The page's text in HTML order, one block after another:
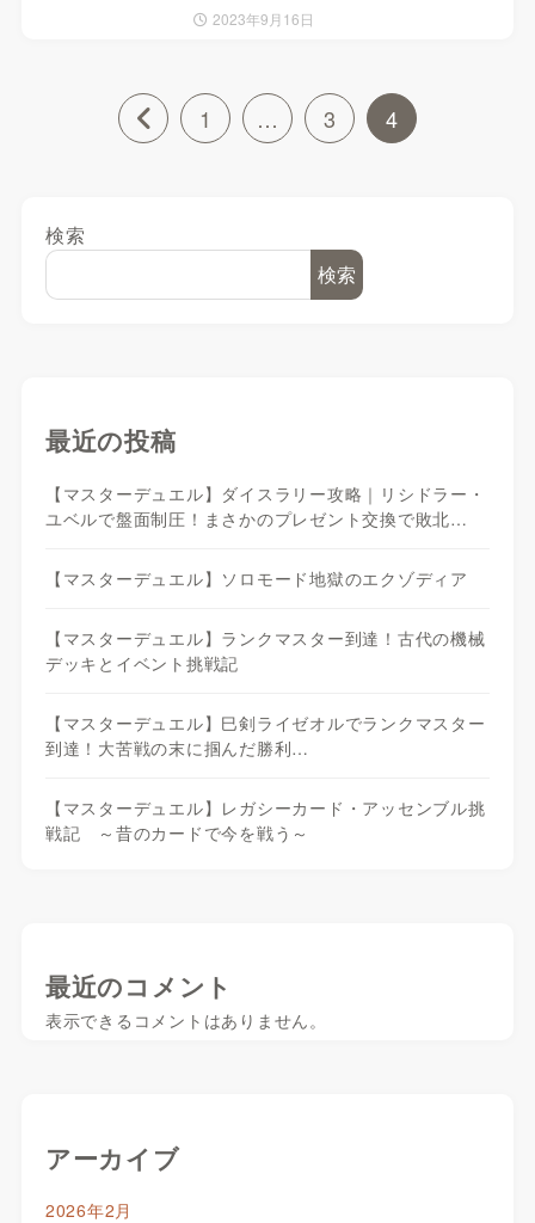
2023年9月16日
1 … 3 4
検索
検索
最近の投稿
【マスターデュエル】ダイスラリー攻略｜リシドラー・
ユベルで盤面制圧！まさかのプレゼント交換で敗北…
【マスターデュエル】ソロモード地獄のエクゾディア
【マスターデュエル】ランクマスター到達！古代の機械
デッキとイベント挑戦記
【マスターデュエル】巳剣ライゼオルでランクマスター
到達！大苦戦の末に掴んだ勝利…
【マスターデュエル】レガシーカード・アッセンブル挑
戦記 ～昔のカードで今を戦う～
最近のコメント
表示できるコメントはありません。
アーカイブ
2026年2月